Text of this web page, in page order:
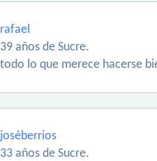
rafael
39 años de Sucre.
todo lo que merece hacerse
joséberrios
33 años de Sucre.